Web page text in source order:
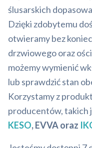
ślusarskich
Dzięki zdobytemu
otwieramy bez
drzwiowego oraz
możemy wymienić
lub sprawdzić stan
Korzystamy z
producentów, takich
KESO, EVVA oraz